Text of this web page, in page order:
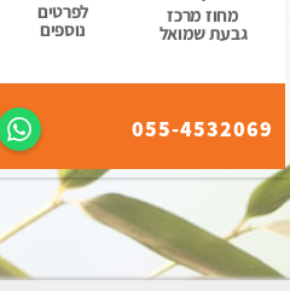
מחוז מרכז
גבעת שמואל
לפרטים
נוספים
055-4532069